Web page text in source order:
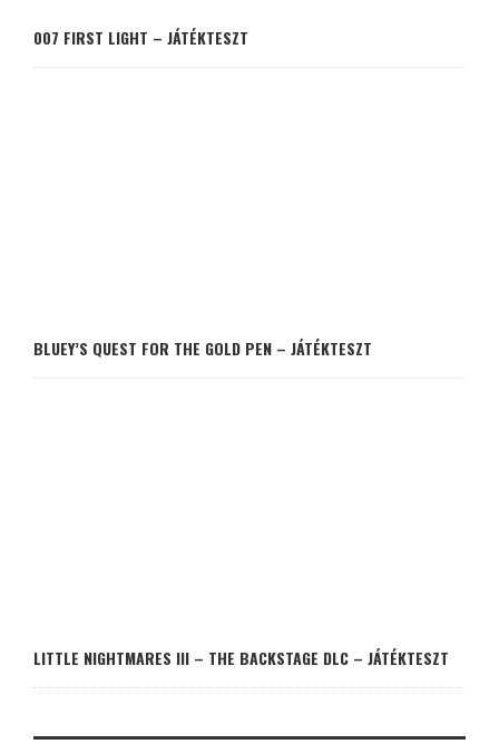
007 FIRST LIGHT – JÁTÉKTESZT
BLUEY’S QUEST FOR THE GOLD PEN – JÁTÉKTESZT
LITTLE NIGHTMARES III – THE BACKSTAGE DLC – JÁTÉKTESZT